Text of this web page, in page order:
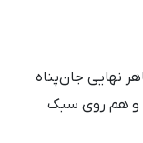
نهایی جان‌پناه
و هم روی سبک